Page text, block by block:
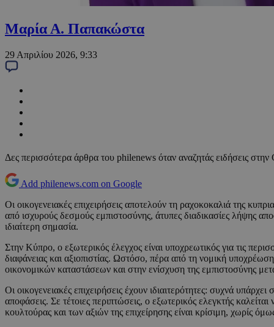
Μαρία Α. Παπακώστα
29 Απριλίου 2026, 9:33
Δες περισσότερα άρθρα του philenews όταν αναζητάς ειδήσεις στην
Add philenews.com on Google
Οι οικογενειακές επιχειρήσεις αποτελούν τη ραχοκοκαλιά της
από ισχυρούς δεσμούς εμπιστοσύνης, άτυπες διαδικασίες λήψης
ιδιαίτερη σημασία.
Στην Κύπρο, ο εξωτερικός έλεγχος είναι υποχρεωτικός για τις
διαφάνειας και αξιοπιστίας. Ωστόσο, πέρα από τη νομική
οικονομικών καταστάσεων και στην ενίσχυση της εμπιστοσύνης
Οι οικογενειακές επιχειρήσεις έχουν ιδιαιτερότητες: συχνά
αποφάσεις. Σε τέτοιες περιπτώσεις, ο εξωτερικός ελεγκτής
κουλτούρας και των αξιών της επιχείρησης είναι κρίσιμη, χωρίς